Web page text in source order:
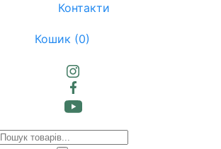
Контакти
Кошик (0)
Products